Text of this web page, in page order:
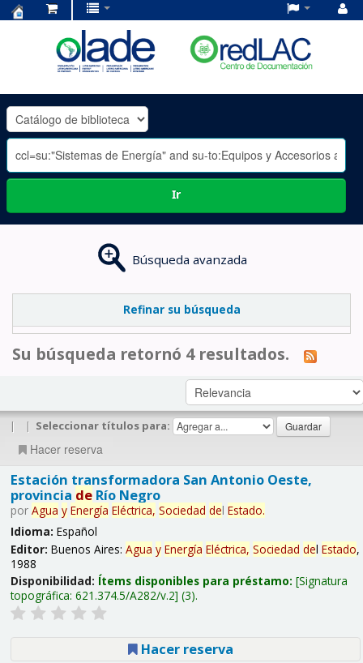
OLADE
-
Ir
Búsqueda avanzada
Refinar su búsqueda
Su búsqueda retornó 4 resultados.
| | Seleccionar títulos para:
Hacer reserva
Estación transformadora San Antonio Oeste,
provincia deRío Negro
por Agua y Energía Eléctrica, Sociedad del Estado.
Idioma: Español
Editor: Buenos Aires: Agua y Energía Eléctrica, Sociedad del Estado,
1988
Disponibilidad: Ítems disponibles para préstamo: Signatura
topográfica: 621.374.5/A282/v.2 (3).
Hacer reserva